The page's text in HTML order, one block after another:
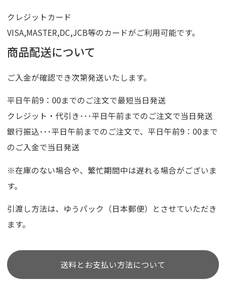
クレジットカード
VISA,MASTER,DC,JCB等のカードがご利用可能です。
商品配送について
ご入金が確認でき次第発送いたします。
平日午前9：00までのご注文で最短当日発送
クレジット・代引き･･･平日午前までのご注文で当日発送
銀行振込･･･平日午前までのご注文で、平日午前9：00まで
のご入金で当日発送
※在庫のない場合や、繁忙期間中は遅れる場合がございま
す。
引渡し方法は、ゆうパック（日本郵便）とさせていただき
ます。
送料とお支払い方法について